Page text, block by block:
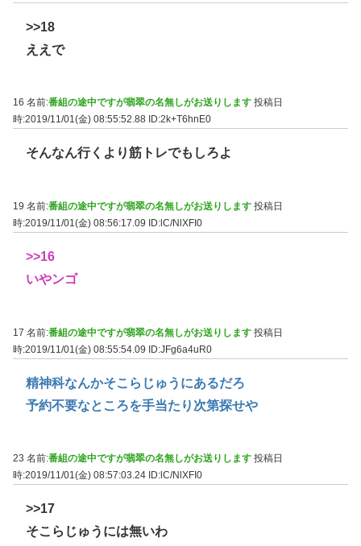
>>18
ええで
16 名前:番組の途中ですが翡翠の名無しがお送りします 投稿日
時:2019/11/01(金) 08:55:52.88 ID:2k+T6hnE0
そんなん行くより筋トレでもしろよ
19 名前:番組の途中ですが翡翠の名無しがお送りします 投稿日
時:2019/11/01(金) 08:56:17.09
ID:lC/NlXFI0
>>16
いやンゴ
17 名前:番組の途中ですが翡翠の名無しがお送りします 投稿日
時:2019/11/01(金) 08:55:54.09 ID:JFg6a4uR0
精神科なんかそこらじゅうにあるだろ
予約不要なところを手当たり次第探せや
23 名前:番組の途中ですが翡翠の名無しがお送りします 投稿日
時:2019/11/01(金) 08:57:03.24 ID:lC/NlXFI0
>>17
そこらじゅうには無いわ